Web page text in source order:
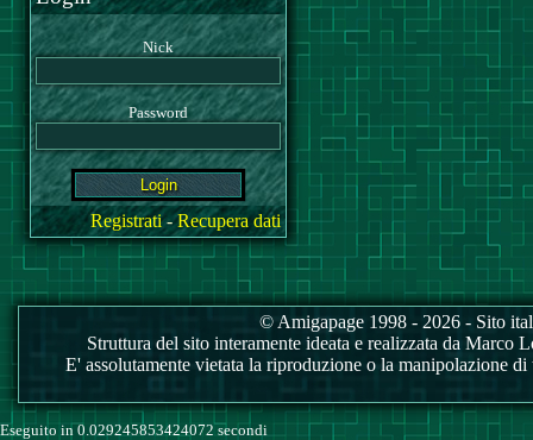
Nick
Password
Registrati-Recupera dati
© Amigapage 1998 - 2026 - Sito
Struttura del sito interamente ideata e realizzata da
E' assolutamente vietata la riproduzione o la manipolazione
Eseguito in 0.029245853424072 secondi